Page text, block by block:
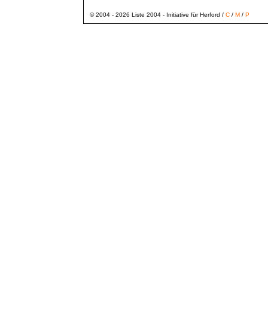
© 2004 - 2026 Liste 2004 - Initiative für Herford / C/ M/ P